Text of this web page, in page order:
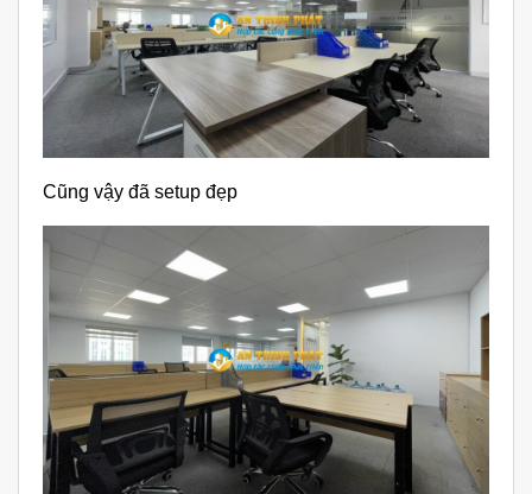
Cũng vậy đã setup đẹp